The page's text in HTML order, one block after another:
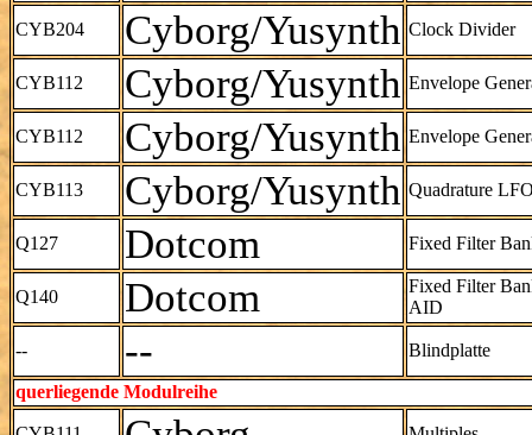
CYB204 Cyborg/Yusynth Clock Divider
CYB112 Cyborg/Yusynth Envelope
CYB112 Cyborg/Yusynth Envelope
CYB113 Cyborg/Yusynth Quadrature
Q127 Dotcom Fixed Filter
Q140 Dotcom
Fixed Filter
AID
-- -- Blindplatte
querliegende Modulreihe